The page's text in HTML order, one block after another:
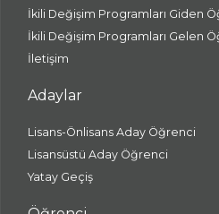
İkili Değişim Programları Giden
İkili Değişim Programları Gelen
İletişim
Adaylar
Lisans-Önlisans Aday Öğrenci
Lisansüstü Aday Öğrenci
Yatay Geçiş